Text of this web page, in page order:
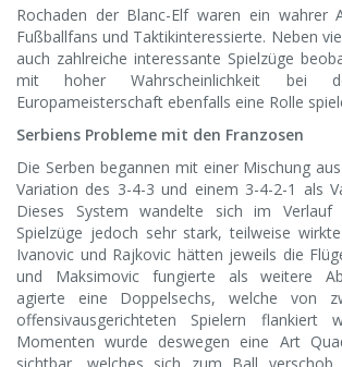
Rochaden der Blanc-Elf waren ein wahrer
Fußballfans und Taktikinteressierte. Neben
auch zahlreiche interessante Spielzüge
mit hoher Wahrscheinlichkeit bei
Europameisterschaft ebenfalls eine Rolle
Serbiens Probleme mit den Franzosen
Die Serben begannen mit einer Mischung
Variation des 3-4-3 und einem 3-4-2-1 als
Dieses System wandelte sich im Verlauf
Spielzüge jedoch sehr stark, teilweise
Ivanovic und Rajkovic hätten jeweils die
und Maksimovic fungierte als weitere
agierte eine Doppelsechs, welche von
offensivausgerichteten Spielern flankiert
Momenten wurde deswegen eine Art